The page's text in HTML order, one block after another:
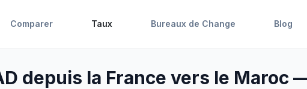
Comparer Taux Bureaux de Change Blog
depuis la France vers le Maroc